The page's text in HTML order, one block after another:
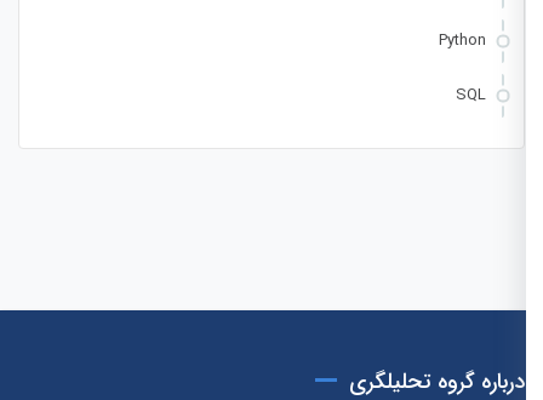
Python
SQL
درباره گروه تحلیلگری